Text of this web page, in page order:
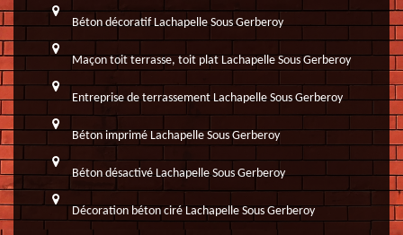
Béton décoratif Lachapelle Sous Gerberoy
Maçon toit terrasse, toit plat Lachapelle Sous Gerberoy
Entreprise de terrassement Lachapelle Sous Gerberoy
Béton imprimé Lachapelle Sous Gerberoy
Béton désactivé Lachapelle Sous Gerberoy
Décoration béton ciré Lachapelle Sous Gerberoy